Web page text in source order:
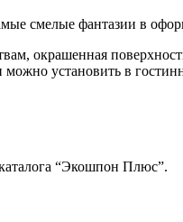
смелые фантазии в
окрашенная
можно установить в
“Экошпон Плюс”.